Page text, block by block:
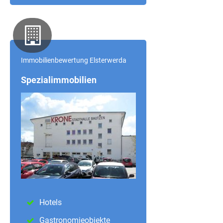
Immobilienbewertung Elsterwerda
Spezialimmobilien
Hotels
Gastronomieobjekte